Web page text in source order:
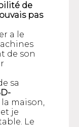
de
pas
a le
de son
sa
la maison,
je
Le